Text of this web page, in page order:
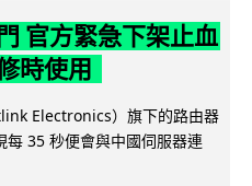
官方緊急下架止血
時使用
Electronics）旗下的路由器
每 35 秒便會與中國伺服器連